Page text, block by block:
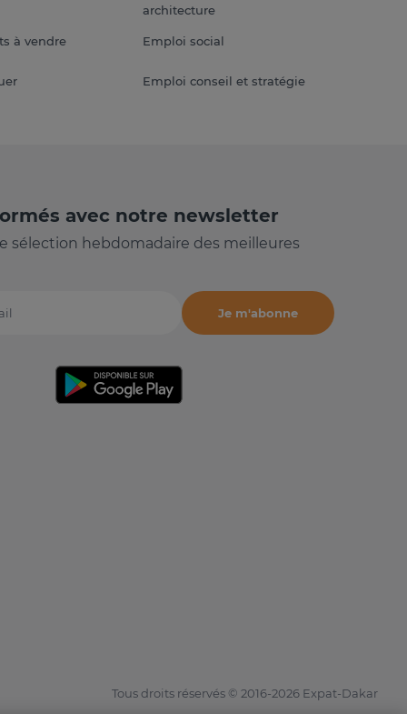
à vendre
architecture
Emploi social
Emploi conseil et stratégie
avec notre newsletter
sélection hebdomadaire des meilleures
Je m'abonne
Tous droits réservés © 2016-2026 Expat-Dakar